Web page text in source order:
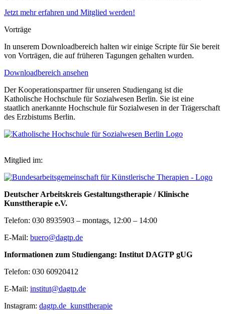
Jetzt mehr erfahren und Mitglied werden!
Vorträge
In unserem Downloadbereich halten wir einige Scripte für Sie bereit
von Vorträgen, die auf früheren Tagungen gehalten wurden.
Downloadbereich ansehen
Der Kooperationspartner für unseren Studiengang ist die
Katholische Hochschule für Sozialwesen Berlin. Sie ist eine
staatlich anerkannte Hochschule für Sozialwesen in der Trägerschaft
des Erzbistums Berlin.
Mitglied im:
Deutscher Arbeitskreis Gestaltungstherapie / Klinische
Kunsttherapie e.V.
Telefon: 030 8935903 – montags, 12:00 – 14:00
E-Mail: buero@dagtp.de
Informationen zum Studiengang: Institut DAGTP gUG
Telefon: 030 60920412
E-Mail: institut@dagtp.de
Instagram: dagtp.de_kunsttherapie